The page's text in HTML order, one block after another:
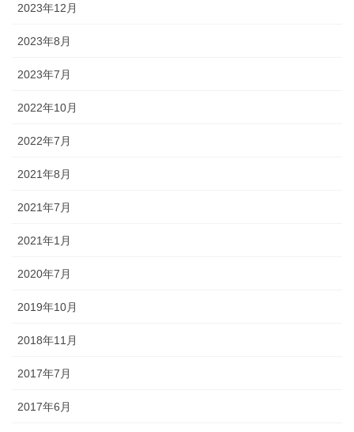
2023年12月
2023年8月
2023年7月
2022年10月
2022年7月
2021年8月
2021年7月
2021年1月
2020年7月
2019年10月
2018年11月
2017年7月
2017年6月